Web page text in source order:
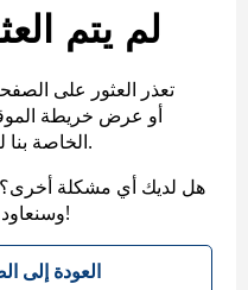
لم يتم
تعذر العثور على
الخاصة بنا لمساعدتك في العثور على ما تريد.
هل لديك أي مشكلة أخرى؟
وسنعاود التواصل معك. شكرًا على صبرك!
العودة إلى